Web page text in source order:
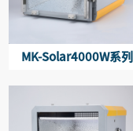
MK-Solar4000W系列